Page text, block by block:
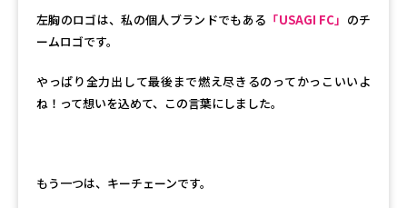
左胸のロゴは、私の個人ブランドでもある 「USAGI FC」 のチ
ームロゴです。
やっぱり全力出して最後まで燃え尽きるのってかっこいいよ
ね！って想いを込めて、この言葉にしました。
もう一つは、キーチェーンです。